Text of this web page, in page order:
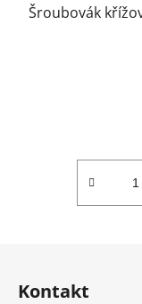
Šroubovák
Kontakt